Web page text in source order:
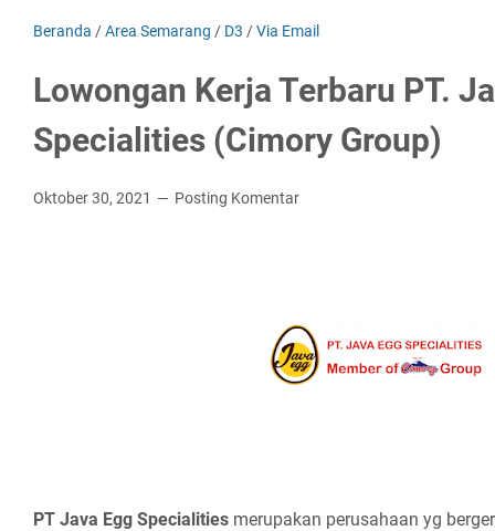
Beranda /Area Semarang / D3 /Via Email
Lowongan Kerja Terbaru PT.
Specialities (Cimory Group)
Oktober 30, 2021 Posting Komentar
PT Jаvа Egg Sресіаlіtіеѕ merupakan perusahaan yg